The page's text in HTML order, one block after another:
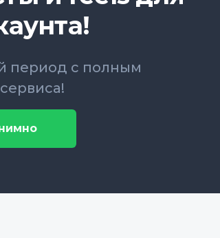
период с полным